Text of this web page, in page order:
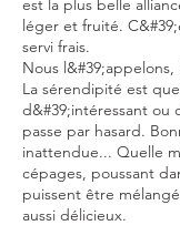
est la plus belle
léger et fruité.
servi frais.
Nous l&#39;appelons,
La sérendipité est
d&#39;intéressant ou
passe par hasard.
inattendue... Quelle
cépages, poussant
puissent être
aussi délicieux.